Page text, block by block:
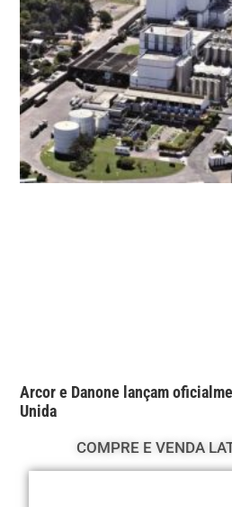
Arcor e Danone lançam
Unida
COMPRE E VENDA